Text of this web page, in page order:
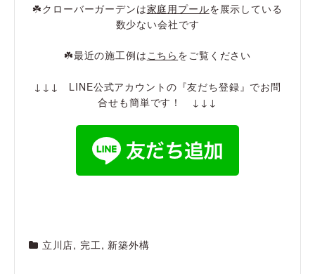
☘️クローバーガーデンは家庭用プールを展示している
数少ない会社です
☘️最近の施工例はこちら をご覧ください
↓↓↓ LINE公式アカウントの『友だち登録』でお問
合せも簡単です！ ↓↓↓
立川店, 完工, 新築外構